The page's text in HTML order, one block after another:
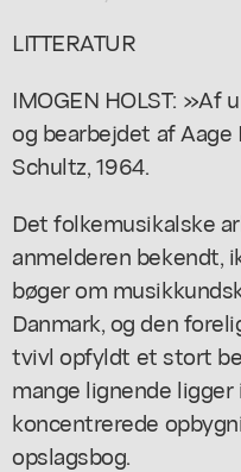
LITTERATUR
IMOGEN HOLST: »Af
og bearbejdet af Aage
Schultz, 1964.
Det folkemusikalske
anmelderen bekendt,
bøger om
Danmark, og den
tvivl opfyldt et stort
mange lignende
koncentrerede
opslagsbog.